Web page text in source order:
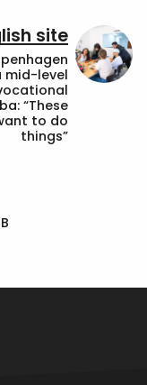
site
mid-level
“These
to do
things”